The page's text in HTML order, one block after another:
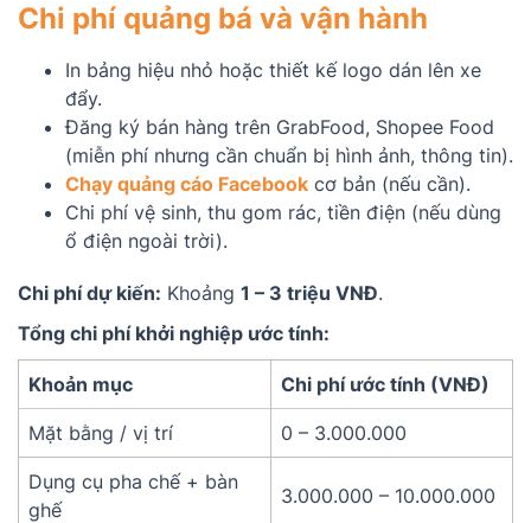
Chi phí quảng bá và vận hành
In bảng hiệu nhỏ hoặc thiết kế logo dán lên xe
đẩy.
Đăng ký bán hàng trên GrabFood, Shopee Food
(miễn phí nhưng cần chuẩn bị hình ảnh, thông tin).
Chạy quảng cáo Facebook cơ bản (nếu cần).
Chi phí vệ sinh, thu gom rác, tiền điện (nếu dùng
ổ điện ngoài trời).
Chi phí dự kiến: Khoảng 1 – 3 triệu VNĐ.
Tổng chi phí khởi nghiệp ước tính:
Khoản mục Chi phí ước tính (VNĐ)
Mặt bằng / vị trí 0 – 3.000.000
Dụng cụ pha chế + bàn
ghế
3.000.000 – 10.000.000